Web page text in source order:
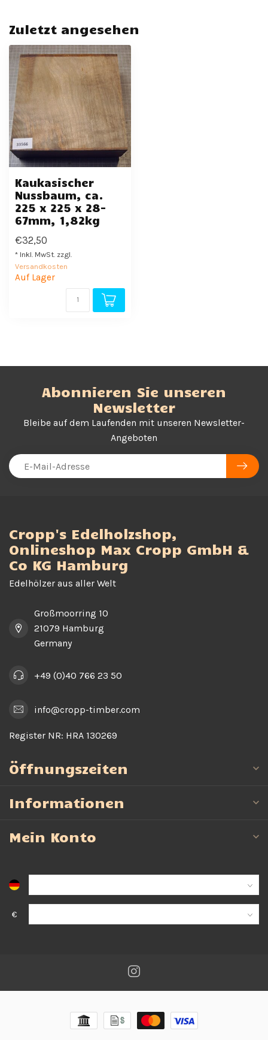
Zuletzt angesehen
Kaukasischer
Nussbaum, ca.
225 x 225 x 28-
67mm, 1,82kg
€32,50
* Inkl. MwSt. zzgl.
Versandkosten
Auf Lager
Abonnieren Sie unseren
Newsletter
Bleibe auf dem Laufenden mit unseren Newsletter-
Angeboten
Cropp's Edelholzshop,
Onlineshop Max Cropp GmbH &
Co KG Hamburg
Edelhölzer aus aller Welt
Großmoorring 10
21079 Hamburg
Germany
+49 (0)40 766 23 50
info@cropp-timber.com
Register NR: HRA 130269
Öffnungszeiten
Informationen
Mein Konto
€